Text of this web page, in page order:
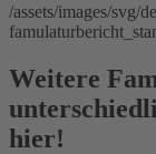
/assets/images/svg/
Weitere
hier!